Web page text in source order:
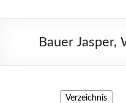
Bauer
Verzeichnis